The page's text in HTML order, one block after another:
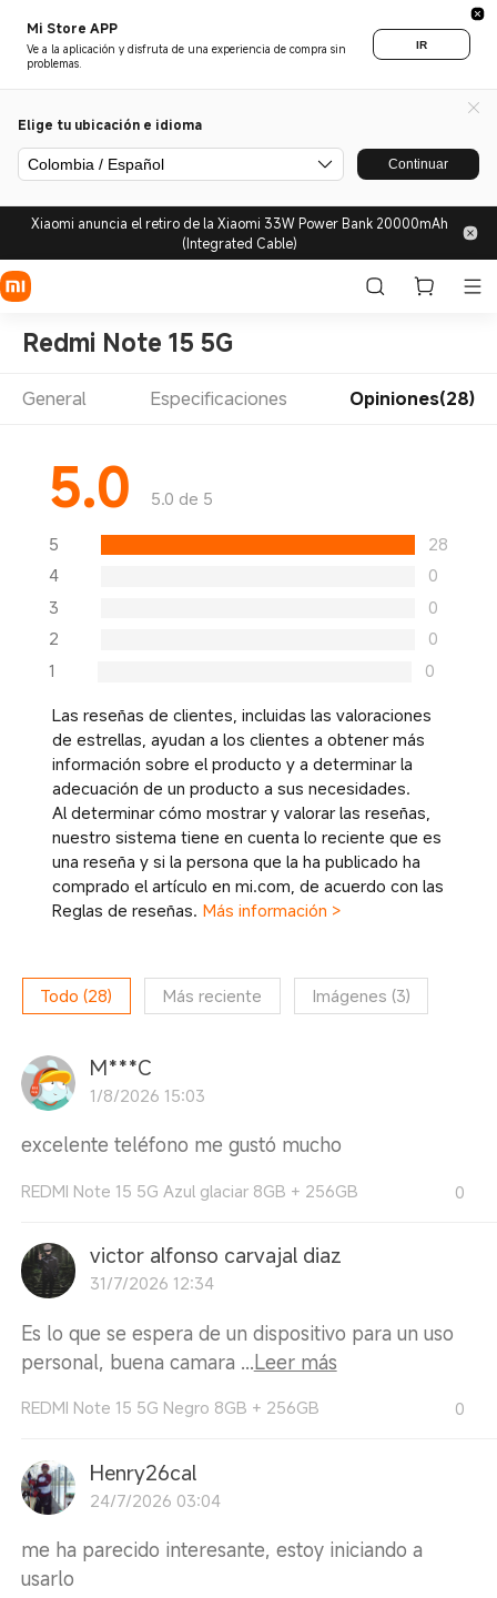
Mi Store APP
Ve a la aplicación y disfruta de una experiencia de compra sin
problemas.
IR
Elige tu ubicación e idioma
Colombia / Español Continuar
Xiaomi anuncia el retiro de la Xiaomi 33W Power Bank 20000mAh
(Integrated Cable)
Redmi Note 15 5G
General Especificaciones Opiniones(28)
5.0 5.0 de 5
5
28
4
0
3
0
2
0
1
0
Las reseñas de clientes, incluidas las valoraciones
de estrellas, ayudan a los clientes a obtener más
información sobre el producto y a determinar la
adecuación de un producto a sus necesidades.
Al determinar cómo mostrar y valorar las reseñas,
nuestro sistema tiene en cuenta lo reciente que es
una reseña y si la persona que la ha publicado ha
comprado el artículo en mi.com, de acuerdo con las
Reglas de reseñas. Más información >
Todo (28) Más reciente Imágenes (3)
M***C
1/8/2026 15:03
excelente teléfono me gustó mucho
REDMI Note 15 5G Azul glaciar 8GB + 256GB 0
victor alfonso carvajal diaz
31/7/2026 12:34
Es lo que se espera de un dispositivo para un uso
personal, buena camara ...Leer más
REDMI Note 15 5G Negro 8GB + 256GB 0
Henry26cal
24/7/2026 03:04
me ha parecido interesante, estoy iniciando a
usarlo